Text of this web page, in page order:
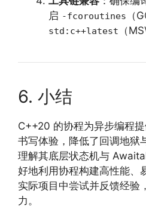
启 -fcoroutines （
std:c++latest
（
6. 小结
C++20 的协程为异步编程
书写体验，降低了回调地狱
理解其底层状态机与
好地利用协程构建高性能、
实际项目中尝试并反馈经验
力。